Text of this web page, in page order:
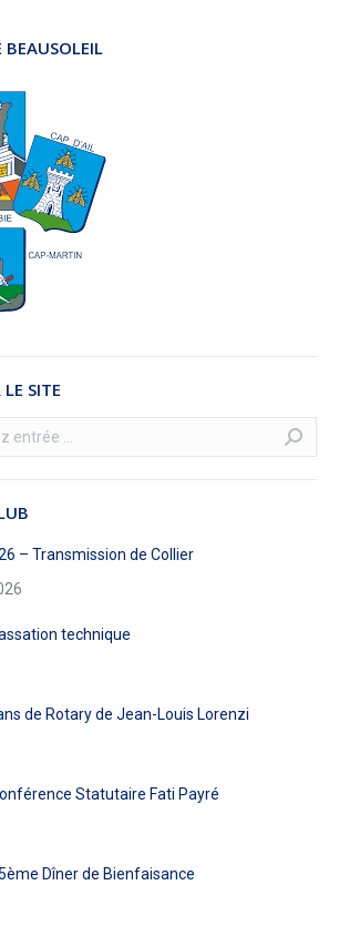
BEAUSOLEIL
LE SITE
– Transmission de Collier
technique
de Rotary de Jean-Louis Lorenzi
Statutaire Fati Payré
Dîner de Bienfaisance